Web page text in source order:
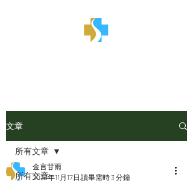
文章
所有文章
所有文章
金言甘雨
2023年11月17日 讀畢需時 3 分鐘